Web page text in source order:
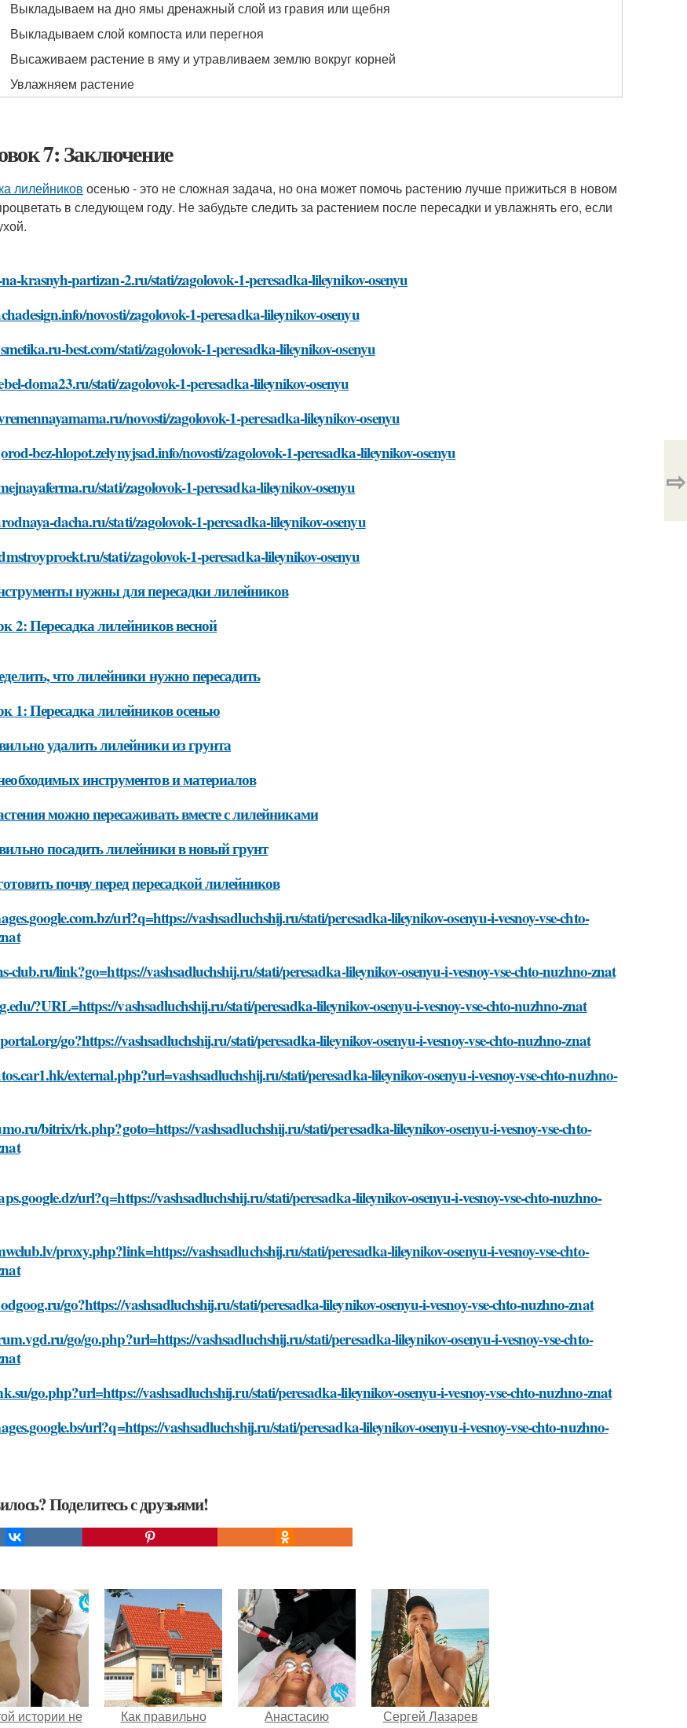
Выкладываем на дно ямы дренажный слой из гравия или щебня
Выкладываем слой компоста или перегноя
Высаживаем растение в яму и утравливаем землю вокруг корней
Увлажняем растение
7: Заключение
лилейников осенью - это не сложная задача, но она может помочь растению лучше прижиться в новом
в следующем году. Не забудьте следить за растением после пересадки и увлажнять его, если
krasnyh-partizan-2.ru/stati/zagolovok-1-peresadka-lileynikov-osenyu
novosti/zagolovok-1-peresadka-lileynikov-osenyu
best.com/stati/zagolovok-1-peresadka-lileynikov-osenyu
doma23.ru/stati/zagolovok-1-peresadka-lileynikov-osenyu
novosti/zagolovok-1-peresadka-lileynikov-osenyu
bez-hlopot.zelynyjsad.info/novosti/zagolovok-1-peresadka-lileynikov-osenyu
stati/zagolovok-1-peresadka-lileynikov-osenyu
dacha.ru/stati/zagolovok-1-peresadka-lileynikov-osenyu
stati/zagolovok-1-peresadka-lileynikov-osenyu
нужны для пересадки лилейников
2: Пересадка лилейников весной
что лилейники нужно пересадить
1: Пересадка лилейников осенью
удалить лилейники из грунта
инструментов и материалов
можно пересаживать вместе с лилейниками
посадить лилейники в новый грунт
почву перед пересадкой лилейников
url?q=https://vashsadluchshij.ru/stati/peresadka-lileynikov-osenyu-i-vesnoy-vse-chto-
club.ru/link?go=https://vashsadluchshij.ru/stati/peresadka-lileynikov-osenyu-i-vesnoy-vse-chto-nuzhno-znat
?URL=https://vashsadluchshij.ru/stati/peresadka-lileynikov-osenyu-i-vesnoy-vse-chto-nuzhno-znat
go?https://vashsadluchshij.ru/stati/peresadka-lileynikov-osenyu-i-vesnoy-vse-chto-nuzhno-znat
external.php?url=vashsadluchshij.ru/stati/peresadka-lileynikov-osenyu-i-vesnoy-vse-chto-nuzhno-
bitrix/rk.php?goto=https://vashsadluchshij.ru/stati/peresadka-lileynikov-osenyu-i-vesnoy-vse-chto-
url?q=https://vashsadluchshij.ru/stati/peresadka-lileynikov-osenyu-i-vesnoy-vse-chto-nuzhno-
proxy.php?link=https://vashsadluchshij.ru/stati/peresadka-lileynikov-osenyu-i-vesnoy-vse-chto-
go?https://vashsadluchshij.ru/stati/peresadka-lileynikov-osenyu-i-vesnoy-vse-chto-nuzhno-znat
go/go.php?url=https://vashsadluchshij.ru/stati/peresadka-lileynikov-osenyu-i-vesnoy-vse-chto-
go.php?url=https://vashsadluchshij.ru/stati/peresadka-lileynikov-osenyu-i-vesnoy-vse-chto-nuzhno-znat
url?q=https://vashsadluchshij.ru/stati/peresadka-lileynikov-osenyu-i-vesnoy-vse-chto-nuzhno-
Поделитесь с друзьями!
⇨
истории не
Как правильно
Анастасию
Сергей Лазарев